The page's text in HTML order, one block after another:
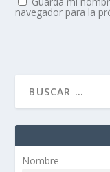
navegador para la
Nombre